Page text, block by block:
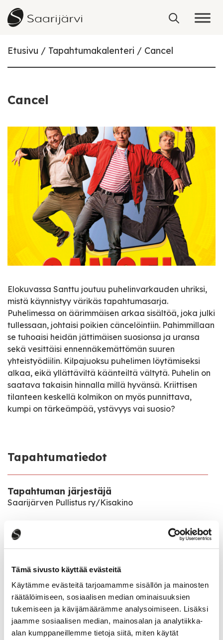
Tämä sivusto käyttää evästeitä
Käytämme evästeitä tarjoamamme sisällön ja mainosten
räätälöimiseen, sosiaalisen median ominaisuuksien
tukemiseen ja kävijämäärämme analysoimiseen. Lisäksi
jaamme sosiaalisen median, mainosalan ja analytiikka-
alan kumppaneillemme tietoja siitä, miten käytät
Skip to content
Etusivu Tapahtumakalenteri Cancel
Cancel
Elokuvassa Santtu joutuu puhelinvarkauden uhriksi,
mistä käynnistyy värikäs tapahtumasarja.
Puhelimessa on äärimmäisen arkaa sisältöä, joka julki
tullessaan, johtaisi poikien cäncelöintiin. Pahimmillaan
se tuhoaisi heidän jättimäisen suosionsa ja uransa
sekä vesittäisi ennennäkemättömän suuren
yhteistyödiilin. Kilpajuoksu puhelimen löytämiseksi
alkaa, eikä yllättäviltä käänteiltä vältytä. Puhelin on
saatava takaisin hinnalla millä hyvänsä. Kriittisen
tilanteen keskellä kolmikon on myös punnittava,
kumpi on tärkeämpää, ystävyys vai suosio?
Tapahtumatiedot
Tapahtuman järjestäjä
Saarijärven Pullistus ry/Kisakino
Tapahtumapaikka
Sivulantie 11
Pääsymaksu
Katso kaikki tapahtumat